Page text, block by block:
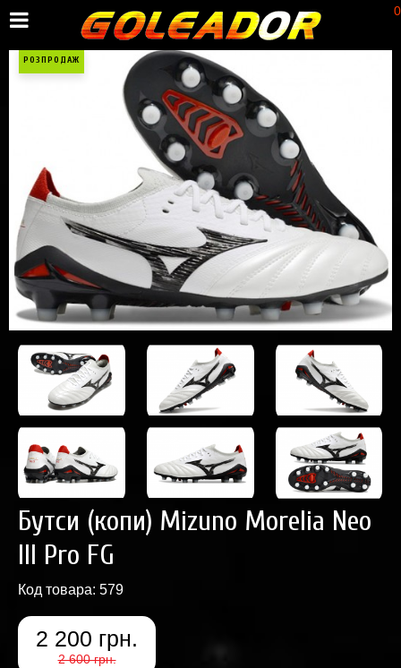
0
РОЗПРОДАЖ
Бутси (копи) Mizuno Morelia Neo
III Pro FG
Код товара: 579
2 200 грн.
2 600 грн.